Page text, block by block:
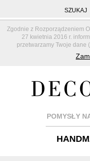
Zgodnie z Rozporządzeniem
27 kwietnia 2016 r.
przetwarzamy Twoje dane (
SZUKAJ
POMYSŁY